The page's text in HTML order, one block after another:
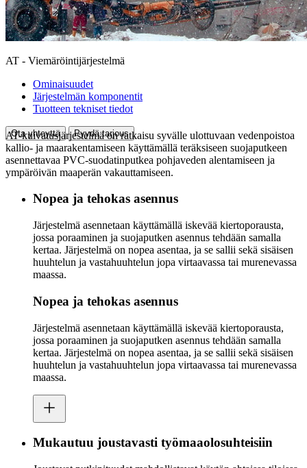
AT - Viemäröintijärjestelmä
Ominaisuudet
Järjestelmän komponentit
Tuotteen tekniset tiedot
Ota yhteyttä Pyydä tarjous
AT-kuivatusjärjestelmä on ratkaisu syvälle ulottuvaan vedenpoistoa
kallio- ja maarakentamiseen käyttämällä teräksiseen suojaputkeen
asennettavaa PVC-suodatinputkea pohjaveden alentamiseen ja
ympäröivän maaperän vakauttamiseen.
Nopea ja tehokas asennus
Järjestelmä asennetaan käyttämällä iskevää kiertoporausta,
jossa poraaminen ja suojaputken asennus tehdään samalla
kertaa. Järjestelmä on nopea asentaa, ja se sallii sekä sisäisen
huuhtelun ja vastahuuhtelun jopa virtaavassa tai murenevassa
maassa.
Nopea ja tehokas asennus
Järjestelmä asennetaan käyttämällä iskevää kiertoporausta,
jossa poraaminen ja suojaputken asennus tehdään samalla
kertaa. Järjestelmä on nopea asentaa, ja se sallii sekä sisäisen
huuhtelun ja vastahuuhtelun jopa virtaavassa tai murenevassa
maassa.
Mukautuu joustavasti työmaaolosuhteisiin